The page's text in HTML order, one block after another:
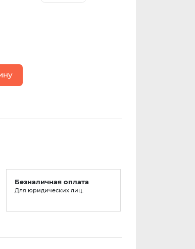
Безналичная оплата
Для юридических лиц.